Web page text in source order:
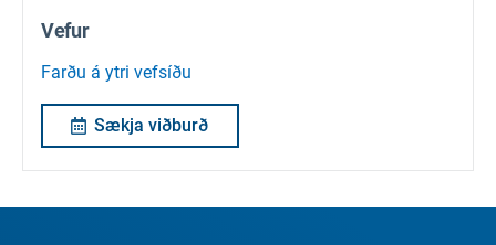
Vefur
Farðu á ytri vefsíðu
Sækja viðburð